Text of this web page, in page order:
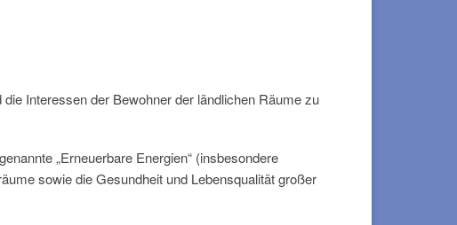
Interessen der Bewohner der ländlichen Räume zu
„Erneuerbare Energien“ (insbesondere
sowie die Gesundheit und Lebensqualität großer